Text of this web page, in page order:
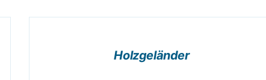
Holzgeländer